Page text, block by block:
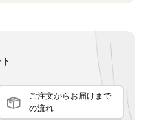
ご注文からお届けまで
の流れ